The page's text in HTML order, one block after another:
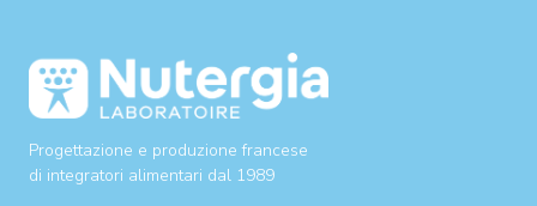
Progettazione e produzione francese
di integratori alimentari dal 1989